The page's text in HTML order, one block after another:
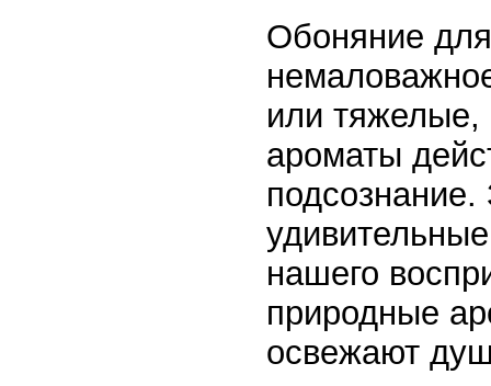
Обоняние
или
ароматы
подсознание.
нашего
природные
освежают